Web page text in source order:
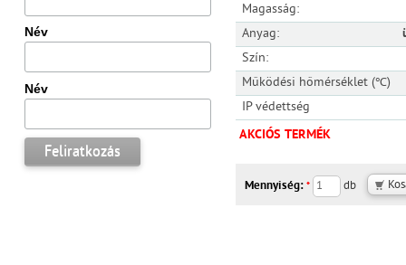
Magasság:
Anyag:
Szín:
Működési hőmérséklet (℃)
IP védettség
AKCIÓS TERMÉK
Mennyiség: * db
Név
Név